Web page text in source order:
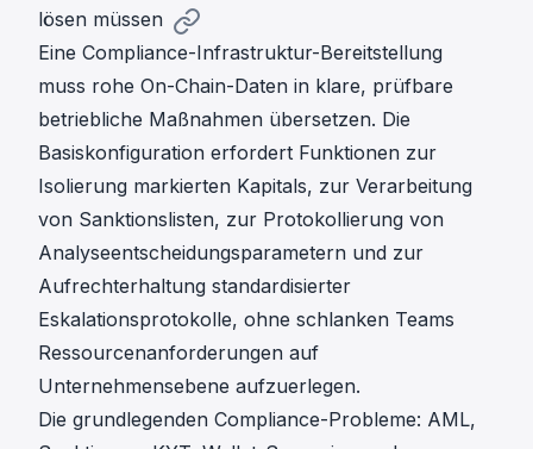
lösen müssen
Eine Compliance-Infrastruktur-Bereitstellung
muss rohe On-Chain-Daten in klare, prüfbare
betriebliche Maßnahmen übersetzen. Die
Basiskonfiguration erfordert Funktionen zur
Isolierung markierten Kapitals, zur Verarbeitung
von Sanktionslisten, zur Protokollierung von
Analyseentscheidungsparametern und zur
Aufrechterhaltung standardisierter
Eskalationsprotokolle, ohne schlanken Teams
Ressourcenanforderungen auf
Unternehmensebene aufzuerlegen.
Die grundlegenden Compliance-Probleme: AML,